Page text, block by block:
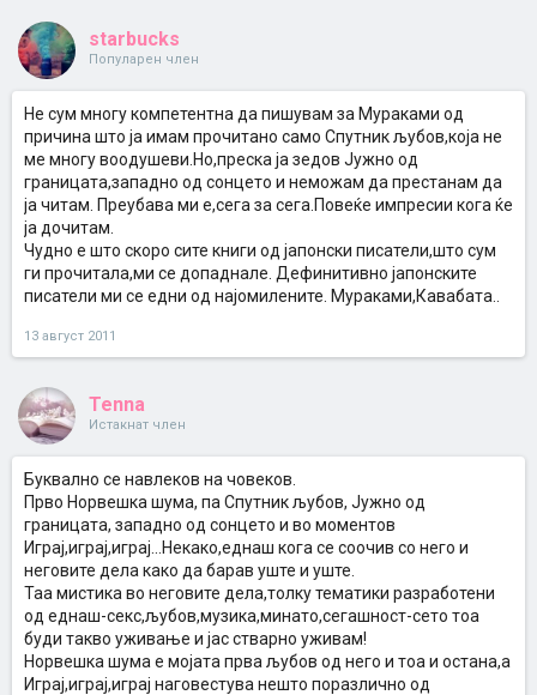
starbucks
Популарен член
Не сум многу компетентна да пишувам за Мураками од
причина што ја имам прочитано само Спутник љубов,која не
ме многу воодушеви.Но,преска ја зедов Јужно од
границата,западно од сонцето и неможам да престанам да
ја читам. Преубава ми е,сега за сега.Повеќе импресии кога ќе
ја дочитам.
Чудно е што скоро сите книги од јапонски писатели,што сум
ги прочитала,ми се допаднале. Дефинитивно јапонските
писатели ми се едни од најомилените. Мураками,Кавабата..
13 август 2011
Tenna
Истакнат член
Буквално се навлеков на човеков.
Прво Норвешка шума, па Спутник љубов, Јужно од
границата, западно од сонцето и во моментов
Играј,играј,играј...Некако,еднаш кога се соочив со него и
неговите дела како да барав уште и уште.
Таа мистика во неговите дела,толку тематики разработени
од еднаш-секс,љубов,музика,минато,сегашност-сето тоа
буди такво уживање и јас стварно уживам!
Норвешка шума е мојата прва љубов од него и тоа и остана,а
Играј,играј,играј наговестува нешто поразлично од